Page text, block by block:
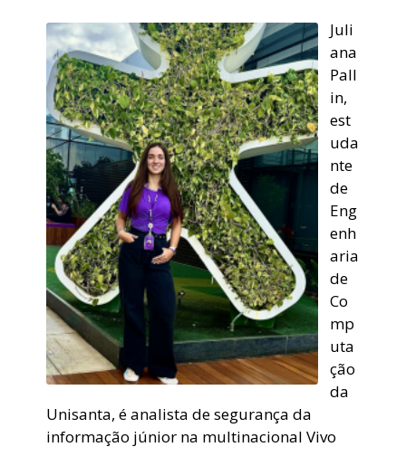
Juli
ana
Pall
in,
est
uda
nte
de
Eng
enh
aria
de
Co
mp
uta
ção
da
Unisanta, é analista de segurança da
informação júnior na multinacional Vivo